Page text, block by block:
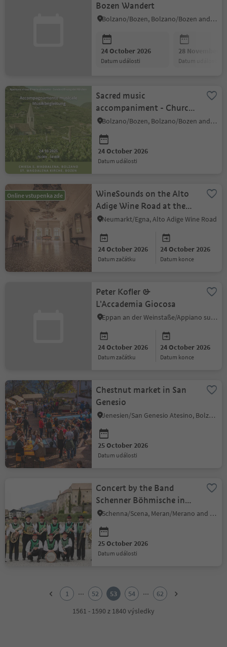
Bozen Wandert
Bolzano/Bozen, Bolzano/Bozen and environs
24 October 2026
datum události
28 November
datum události
Sacred music
accompaniment - Church
of Santa Maria Maddalena
Bolzano/Bozen, Bolzano/Bozen and environs
24 October 2026
datum události
Online vstupenka zde
WineSounds on the Alto
Adige Wine Road at the
Palais Longo
Neumarkt/Egna, Alto Adige Wine Road
24 October 2026
datum začátku
24 October 2026
datum konce
Peter Kofler &
L'Accademia Giocosa
Eppan an der Weinstaße/Appiano sulla Strada del Vino, Alto Adige Wine Road
24 October 2026
datum začátku
24 October 2026
datum konce
Chestnut market in San
Genesio
Jenesien/San Genesio Atesino, Bolzano/Bozen and environs
25 October 2026
datum události
Concert by the Band
Schenner Böhmische in
Schenna
Schenna/Scena, Meran/Merano and environs
25 October 2026
datum události
1 ... 52 53 54 ...
62
1561 - 1590 z 1840 výsledky